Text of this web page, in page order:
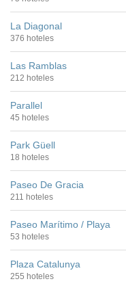
La Diagonal
376 hoteles
Las Ramblas
212 hoteles
Parallel
45 hoteles
Park Güell
18 hoteles
Paseo De Gracia
211 hoteles
Paseo Marítimo / Playa
53 hoteles
Plaza Catalunya
255 hoteles